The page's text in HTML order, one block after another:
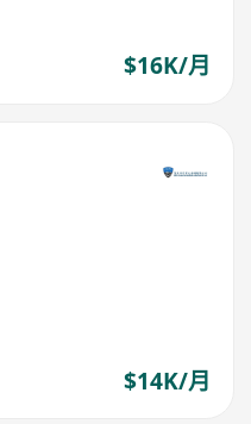
$16K/月
$14K/月